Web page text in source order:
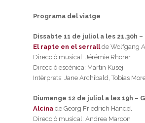
Programa del viatge
Dissabte 11 de juliol a les 21.30h
El rapte en el serrallde Wolfgang
Direcció musical: Jérémie Rhorer
Direcció escènica: Martin Kusej
Intèrprets: Jane Archibald, Tobias
Diumenge 12 de juliol a les 19h –
Alcina de Georg Friedrich Händel
Direcció musical: Andrea Marcon